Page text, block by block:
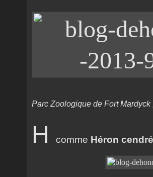
Parc Zoologique de Fort Mardyck
H comme Héron cendré